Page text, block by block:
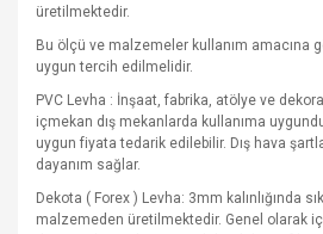
üretilmektedir.
Bu ölçü ve malzemeler kullanım amacına
uygun tercih edilmelidir.
PVC Levha : İnşaat, fabrika, atölye ve
içmekan dış mekanlarda kullanıma
uygun fiyata tedarik edilebilir. Dış hava
dayanım sağlar.
Dekota ( Forex ) Levha: 3mm kalınlığında
malzemeden üretilmektedir. Genel olarak iç